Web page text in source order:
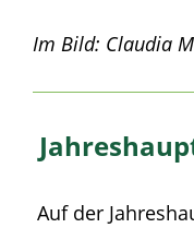
Im Bild: Claudia
Auf der